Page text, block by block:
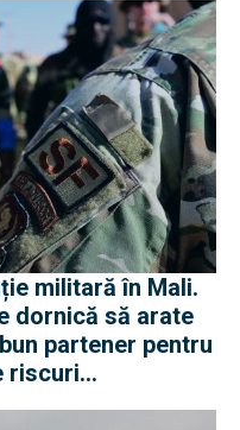
militară în Mali.
dornică să arate
partener pentru
riscuri